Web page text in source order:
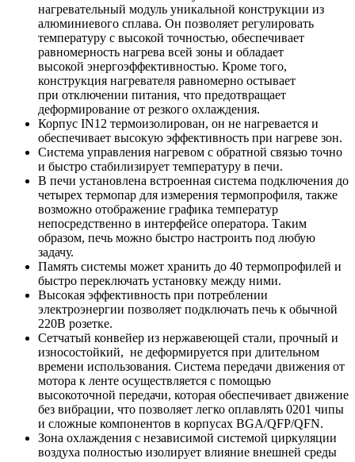
нагревательный модуль уникальной конструкции из
алюминиевого сплава. Он позволяет регулировать
температуру с высокой точностью, обеспечивает
равномерность нагрева всей зоны и обладает
высокой энергоэффективностью. Кроме того,
конструкция нагревателя равномерно остывает
при отключении питания, что предотвращает
деформирование от резкого охлаждения.
Корпус IN12 термоизолирован, он не нагревается и
обеспечивает высокую эффективность при нагреве зон.
Система управления нагревом с обратной связью точно
и быстро стабилизирует температуру в печи.
В печи установлена встроенная система подключения до
четырех термопар для измерения термопрофиля, также
возможно отображение графика температур
непосредственно в интерфейсе оператора. Таким
образом, печь можно быстро настроить под любую
задачу.
Память системы может хранить до 40 термопрофилей и
быстро переключать установку между ними.
Высокая эффективность при потреблении
электроэнергии позволяет подключать печь к обычной
220В розетке.
Сетчатый конвейер из нержавеющей стали, прочный и
износостойкий, не деформируется при длительном
времени использования. Система передачи движения от
мотора к ленте осуществляется с помощью
высокоточной передачи, которая обеспечивает движение
без вибрации, что позволяет легко оплавлять 0201 чипы
и сложные компонентов в корпусах BGA/QFP/QFN.
Зона охлаждения с независимой системой циркуляции
воздуха полностью изолирует влияние внешней среды